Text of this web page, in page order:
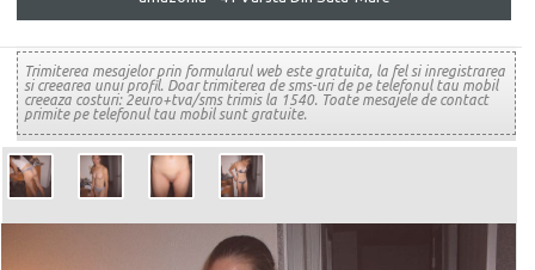
Trimiterea mesajelor prin formularul web este gratuita, la fel si inregistrarea
si creearea unui profil. Doar trimiterea de sms-uri de pe telefonul tau mobil
creeaza costuri: 2euro+tva/sms trimis la 1540. Toate mesajele de contact
primite pe telefonul tau mobil sunt gratuite.